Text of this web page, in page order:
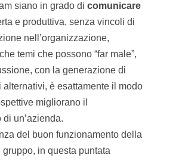
siano in grado di comunicare
e produttiva, senza vincoli di
nell’organizzazione,
temi che possono “far male”,
con la generazione di
alternativi, è esattamente il modo
migliorano il
un’azienda.
del buon funzionamento della
in questa puntata